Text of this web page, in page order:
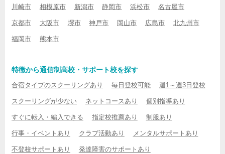
川崎市 相模原市 新潟市 静岡市 浜松市 名古屋市
京都市 大阪市 堺市 神戸市 岡山市 広島市 北九州市
福岡市 熊本市
特徴から通信制高校・サポート校を探す
合宿タイプのスクーリングあり 毎日登校可能 週1～週3日登校
スクーリングが少ない ネットコースあり 個別指導あり
すぐに転入・編入できる 指定校推薦あり 制服あり
行事・イベントあり クラブ活動あり メンタルサポートあり
不登校サポートあり 発達障害のサポートあり